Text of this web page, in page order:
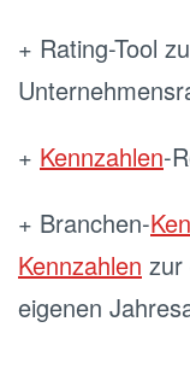
+ Rating-Tool
+ Kennzahlen-
+ Branchen-
Kennzahlen zur
eigenen